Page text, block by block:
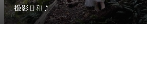
撮影日和♪